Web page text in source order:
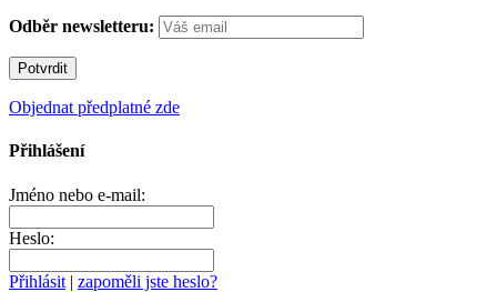
Odběr newsletteru:
Objednat předplatné zde
Přihlášení
Jméno nebo e-mail:
Heslo:
Přihlásit | zapoměli jste heslo?